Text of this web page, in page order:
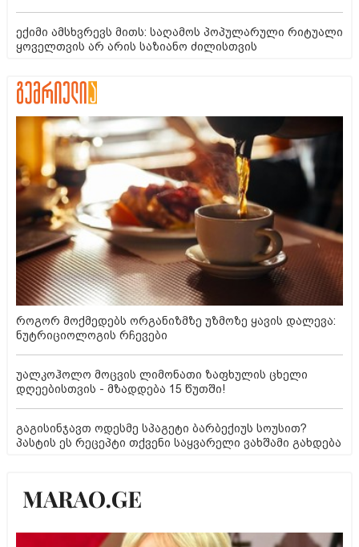
ექიმი ამსხვრევს მითს: საღამოს პოპულარული რიტუალი
ყოველთვის არ არის საზიანო ძილისთვის
როგორ მოქმედებს ორგანიზმზე უზმოზე ყავის დალევა:
ნუტრიციოლოგის რჩევები
უალკოჰოლო მოცვის ლიმონათი ზაფხულის ცხელი
დღეებისთვის - მზადდება 15 წუთში!
გაგისინჯავთ ოდესმე სპაგეტი ბარბექიუს სოუსით?
პასტის ეს რეცეპტი თქვენი საყვარელი ვახშამი გახდება